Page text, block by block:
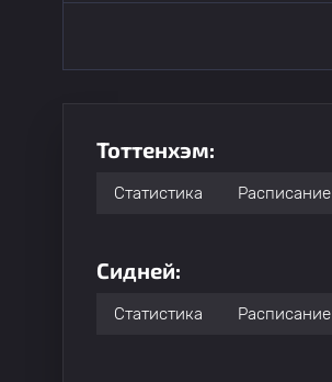
Тоттенхэм:
Статистика Расписание
Сидней:
Статистика Расписание